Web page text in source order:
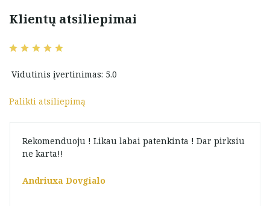
Klientų atsiliepimai
Vidutinis įvertinimas: 5.0
Palikti atsiliepimą
Rekomenduoju ! Likau labai patenkinta ! Dar pirksiu
ne karta!!
Andriuxa Dovgialo